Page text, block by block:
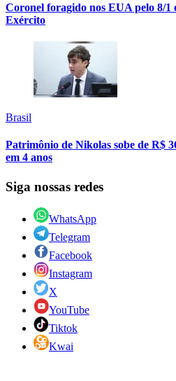
Coronel foragido nos EUA pelo 8/
Exército
Brasil
Patrimônio de Nikolas sobe de R$
em 4 anos
Siga nossas redes
WhatsApp
Telegram
Facebook
Instagram
X
YouTube
Tiktok
Kwai